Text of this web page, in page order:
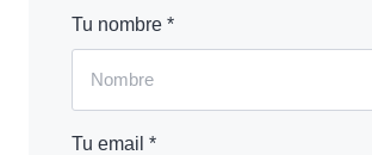
Tu nombre *
Tu email *